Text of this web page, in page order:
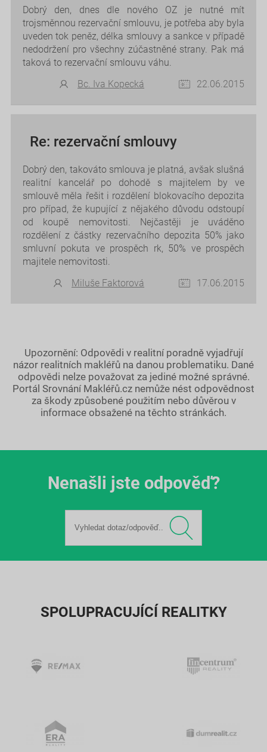
Dobrý den, dnes dle nového OZ je nutné mít
trojsměnnou rezervační smlouvu, je potřeba aby byla
uveden tok peněz, délka smlouvy a sankce v případě
nedodržení pro všechny zúčastněné strany. Pak má
taková to rezervační smlouvu váhu.
Bc. Iva Kopecká
22.06.2015
Re: rezervační smlouvy
Dobrý den, takováto smlouva je platná, avšak slušná
realitní kancelář po dohodě s majitelem by ve
smlouvě měla řešit i rozdělení blokovacího depozita
pro případ, že kupující z nějakého důvodu odstoupí
od koupě nemovitosti. Nejčastěji je uváděno
rozdělení z částky rezervačního depozita 50% jako
smluvní pokuta ve prospěch rk, 50% ve prospěch
majitele nemovitosti.
Miluše Faktorová
17.06.2015
Upozornění: Odpovědi v realitní poradně vyjadřují
názor realitních makléřů na danou problematiku. Dané
odpovědi nelze považovat za jediné možné správné.
Portál Srovnání Makléřů.cz nemůže nést odpovědnost
za škody způsobené použitím nebo důvěrou v
informace obsažené na těchto stránkách.
Nenašli jste odpověď?
SPOLUPRACUJÍCÍ REALITKY